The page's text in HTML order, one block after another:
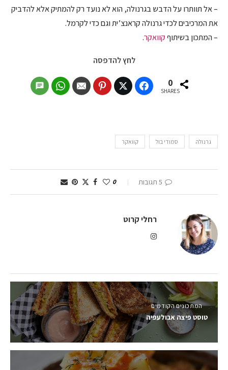
– אל תוותרו על הדבש בגרנולה, הוא לא נועד רק להמתיק אלא להדביק
את המרכיבים לכדי גרנולה קראנצ’ית וגם כדי לקרמל.
– המתכון בשיתוףקוואקר.
לחץ להדפסה
0
SHARES
גרנולה סמודי בול קוואקר
5 תגובות 0
רחלי קרוט
המתכונים הקודמים
טוסט פיצה אבולעפיה